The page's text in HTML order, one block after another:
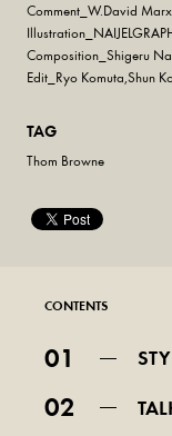
Comment_W.David Marx
Composition_Shigeru
Edit_Ryo Komuta,Shun
TAG
Thom Browne
CONTENTS
01
02